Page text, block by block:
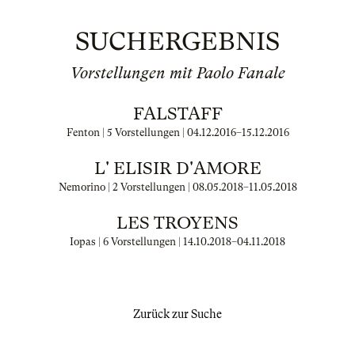
SUCHERGEBNIS
Vorstellungen mit Paolo Fanale
FALSTAFF
Fenton | 5 Vorstellungen | 04.12.2016–15.12.2016
L' ELISIR D'AMORE
Nemorino | 2 Vorstellungen | 08.05.2018–11.05.2018
LES TROYENS
Iopas | 6 Vorstellungen | 14.10.2018–04.11.2018
Zurück zur Suche